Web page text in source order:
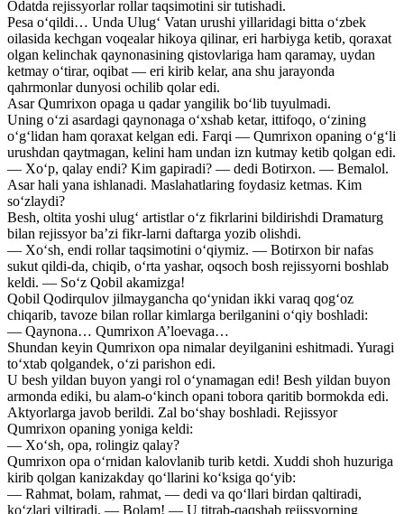
Odatda rejissyorlar rollar taqsimotini sir tutishadi.
Pesa o‘qildi… Unda Ulug‘ Vatan urushi yillaridagi bitta o‘zbek
oilasida kechgan voqealar hikoya qilinar, eri harbiyga ketib, qoraxat
olgan kelinchak qaynonasining qistovlariga ham qaramay, uydan
ketmay o‘tirar, oqibat — eri kirib kelar, ana shu jarayonda
qahrmonlar dunyosi ochilib qolar edi.
Asar Qumrixon opaga u qadar yangilik bo‘lib tuyulmadi.
Uning o‘zi asardagi qaynonaga o‘xshab ketar, ittifoqo, o‘zining
o‘g‘lidan ham qoraxat kelgan edi. Farqi — Qumrixon opaning o‘g‘li
urushdan qaytmagan, kelini ham undan izn kutmay ketib qolgan edi.
— Xo‘p, qalay endi? Kim gapiradi? — dedi Botirxon. — Bemalol.
Asar hali yana ishlanadi. Maslahatlaring foydasiz ketmas. Kim
so‘zlaydi?
Besh, oltita yoshi ulug‘ artistlar o‘z fikrlarini bildirishdi Dramaturg
bilan rejissyor ba’zi fikr-larni daftarga yozib olishdi.
— Xo‘sh, endi rollar taqsimotini o‘qiymiz. — Botirxon bir nafas
sukut qildi-da, chiqib, o‘rta yashar, oqsoch bosh rejissyorni boshlab
keldi. — So‘z Qobil akamizga!
Qobil Qodirqulov jilmaygancha qo‘ynidan ikki varaq qog‘oz
chiqarib, tavoze bilan rollar kimlarga berilganini o‘qiy boshladi:
— Qaynona… Qumrixon A’loevaga…
Shundan keyin Qumrixon opa nimalar deyilganini eshitmadi. Yuragi
to‘xtab qolgandek, o‘zi parishon edi.
U besh yildan buyon yangi rol o‘ynamagan edi! Besh yildan buyon
armonda ediki, bu alam-o‘kinch opani tobora qaritib bormokda edi.
Aktyorlarga javob berildi. Zal bo‘shay boshladi. Rejissyor
Qumrixon opaning yoniga keldi:
— Xo‘sh, opa, rolingiz qalay?
Qumrixon opa o‘rnidan kalovlanib turib ketdi. Xuddi shoh huzuriga
kirib qolgan kanizakday qo‘llarini ko‘ksiga qo‘yib:
— Rahmat, bolam, rahmat, — dedi va qo‘llari birdan qaltiradi,
ko‘zlari yiltiradi. — Bolam! — U titrab-qaqshab rejissyorning